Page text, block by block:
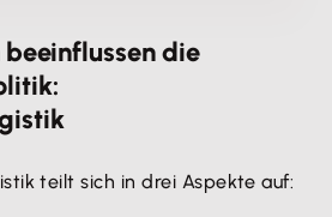
beeinflussen die
teilt sich in drei Aspekte auf: